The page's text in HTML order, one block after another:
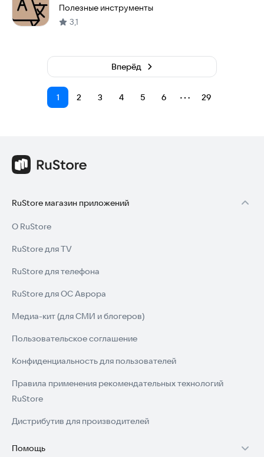
Полезные инструменты
3,1
1 2 3 4 5 6 ⋯ 29
Вперёд
RuStore магазин приложений
О RuStore
RuStore для TV
RuStore для телефона
RuStore для ОС Аврора
Медиа-кит (для СМИ и блогеров)
Пользовательское соглашение
Конфиденциальность для пользователей
Правила применения рекомендательных технологий
RuStore
Дистрибутив для производителей
Помощь